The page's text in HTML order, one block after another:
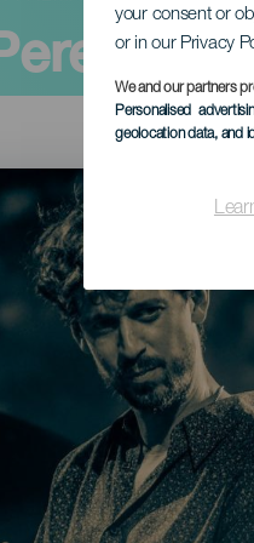
your consent or
or in our Privacy
We and our partners
Personalised
geolocation data, and